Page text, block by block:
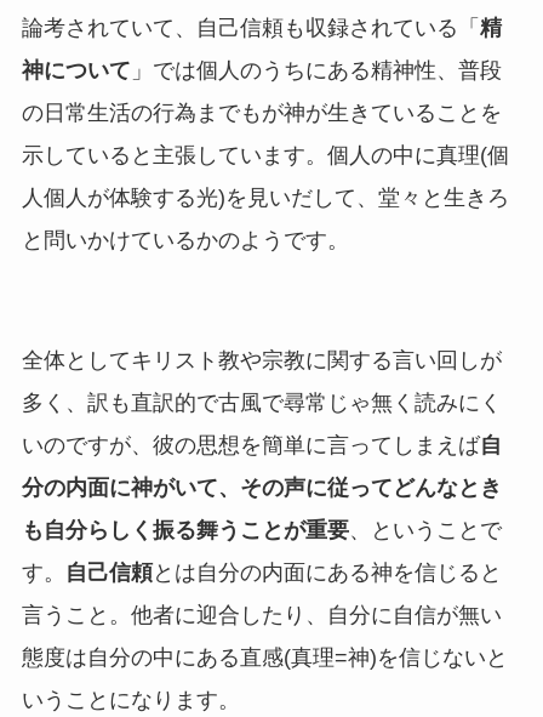
論考されていて、自己信頼も収録されている「 精
神について 」では個人のうちにある精神性、普段
の日常生活の行為までもが神が生きていることを
示していると主張しています。個人の中に真理(個
人個人が体験する光)を見いだして、堂々と生きろ
と問いかけているかのようです。
全体としてキリスト教や宗教に関する言い回しが
多く、訳も直訳的で古風で尋常じゃ無く読みにく
いのですが、彼の思想を簡単に言ってしまえば自
分の内面に神がいて、その声に従ってどんなとき
も自分らしく振る舞うことが重要、ということで
す。
自己信頼とは自分の内面にある神を信じると
言うこと。他者に迎合したり、自分に自信が無い
態度は自分の中にある直感(真理=神)を信じないと
いうことになります。